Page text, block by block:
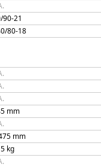
90-21
80-18
mm
mm
kg